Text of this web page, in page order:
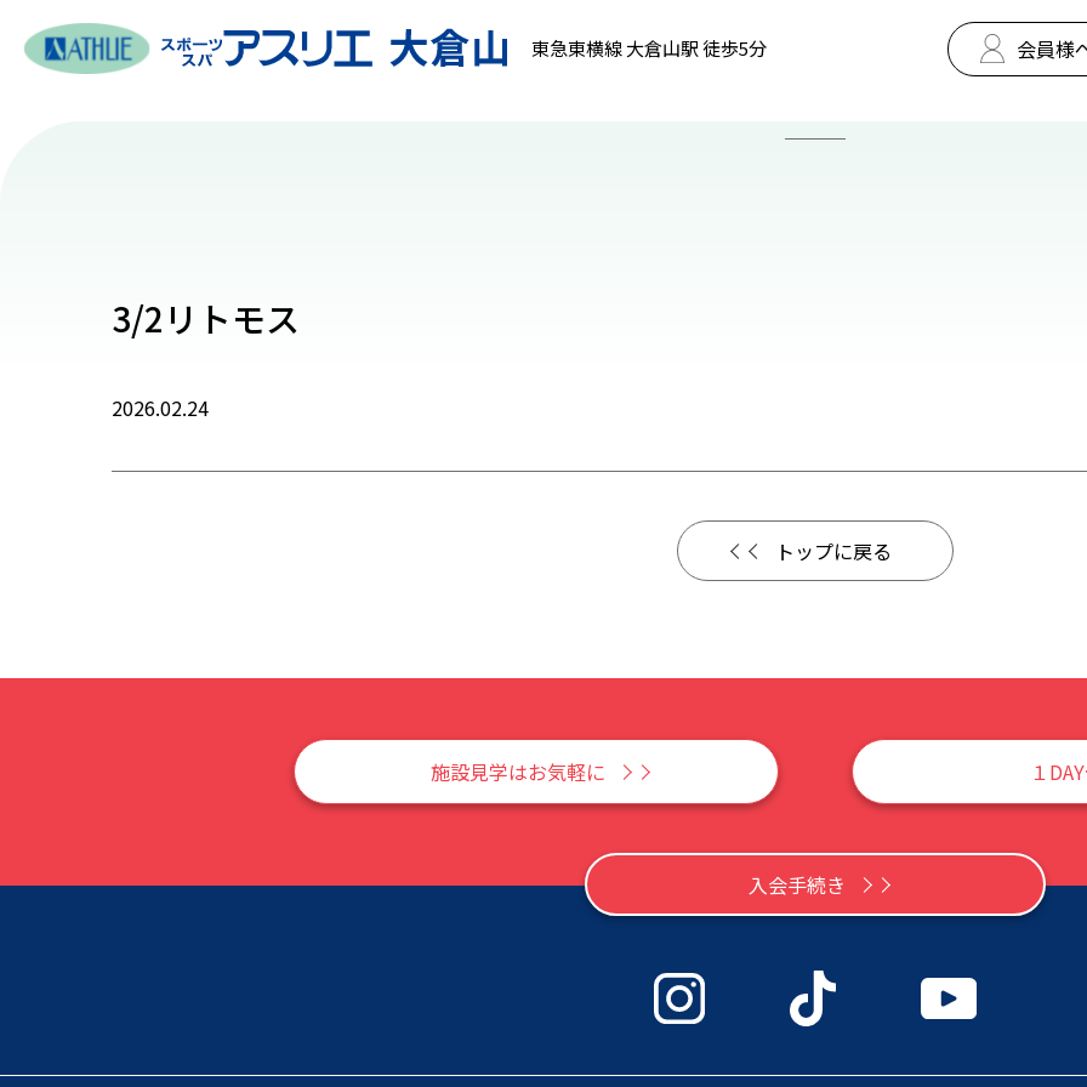
東急東横線 大倉山駅 徒歩5分 会員様
3/2リトモス
2026.02.24
トップに戻る
施設見学はお気軽に １
入会手続き